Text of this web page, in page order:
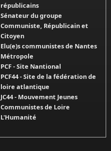
républicains
Sénateur du groupe
Communiste, Républicain et
Citoyen
Elu(e)s communistes de Nantes
Métropole
PCF - Site Nantional
PCF44 - Site de la fédération de
loire atlantique
JC44 - Mouvement Jeunes
Communistes de Loire
L'Humanité